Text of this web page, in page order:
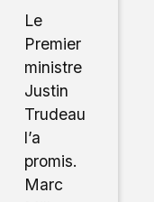
Le
Premier
ministre
Justin
Trudeau
l’a
promis.
Marc